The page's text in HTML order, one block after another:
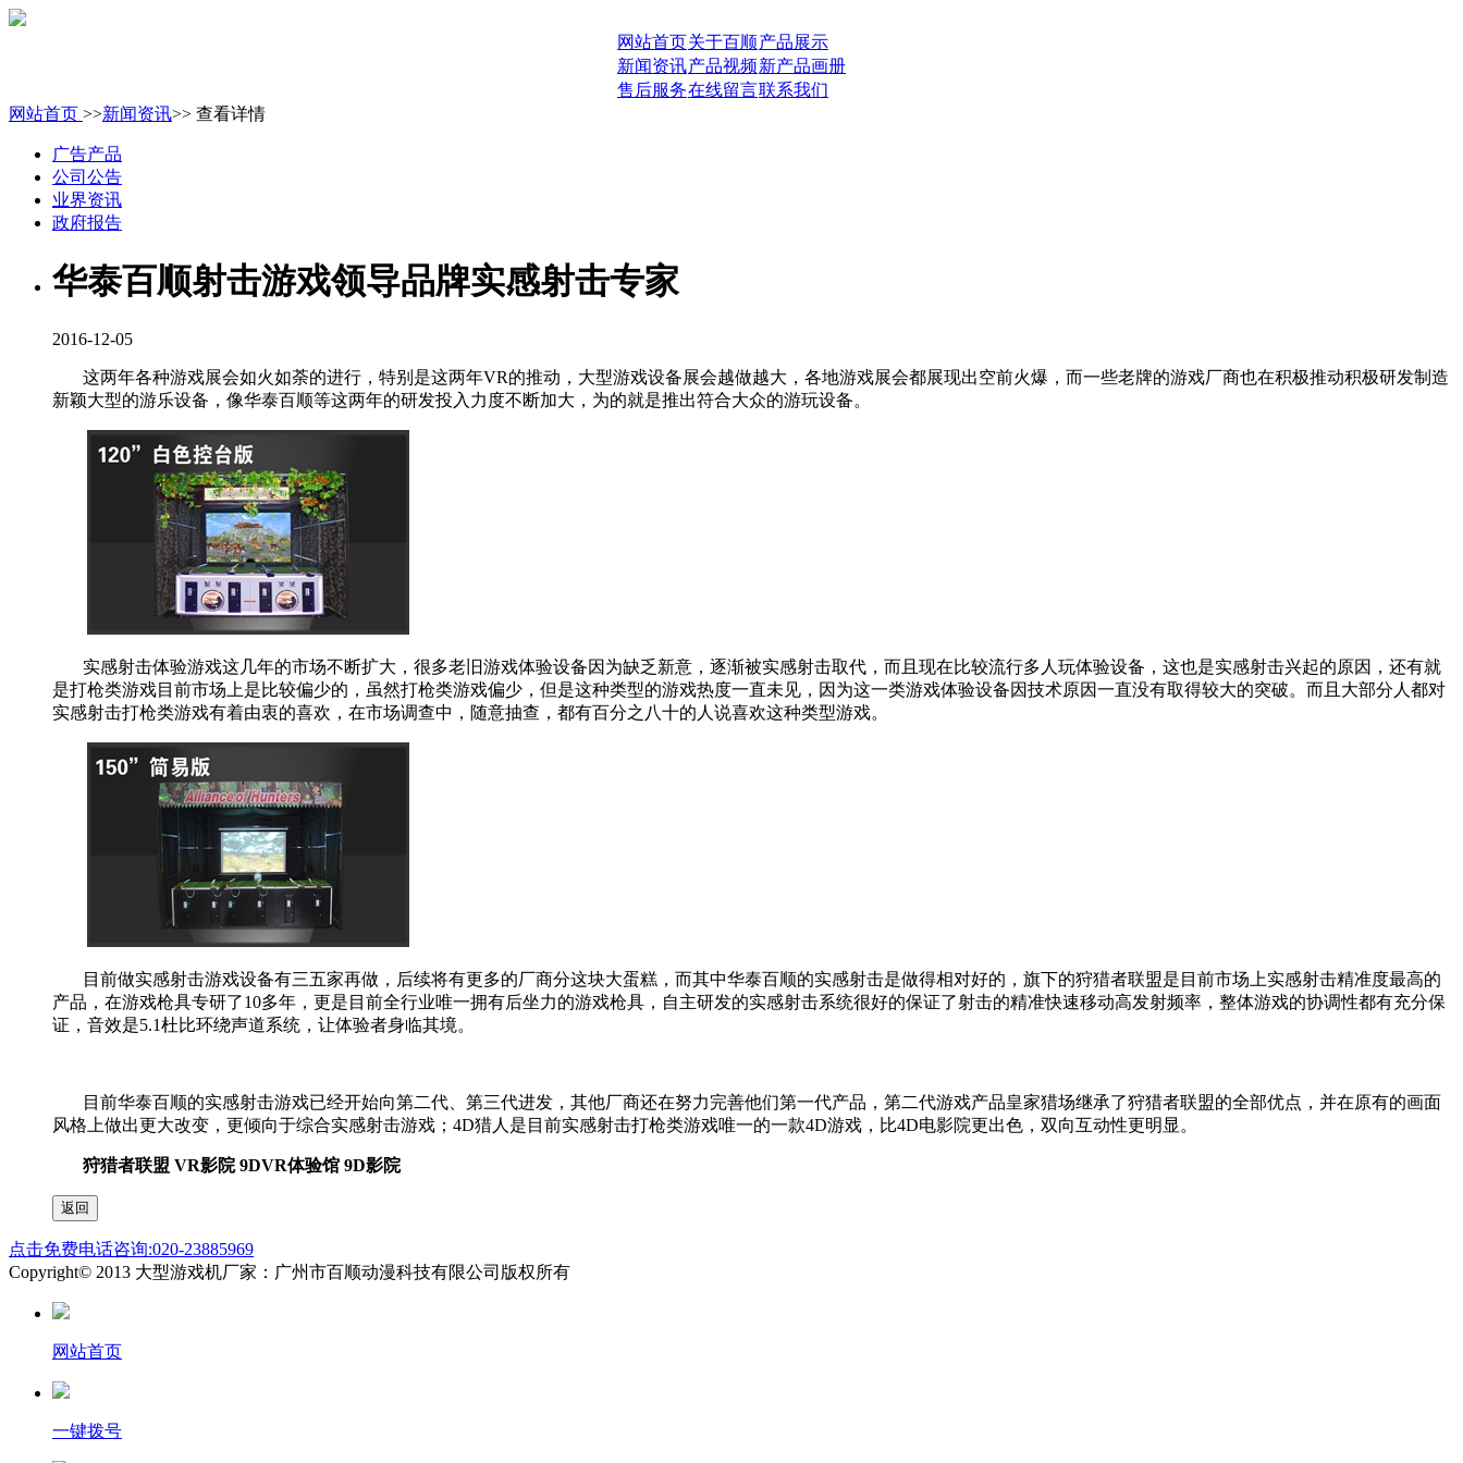
网站首页关于百顺产品展示
新闻资讯产品视频新产品画册
售后服务在线留言联系我们
网站首页 >>新闻资讯>> 查看详情
广告产品
公司公告
业界资讯
政府报告
华泰百顺射击游戏领导品牌实感射击专家
2016-12-05
这两年各种游戏展会如火如荼的进行，特别是这两年VR的推动，大型游戏设备展会越做越大，各地游戏展会都展现出空前火爆，而一些老牌的游戏厂商也在积极推动积极研发制造
新颖大型的游乐设备，像华泰百顺等这两年的研发投入力度不断加大，为的就是推出符合大众的游玩设备。
实感射击体验游戏这几年的市场不断扩大，很多老旧游戏体验设备因为缺乏新意，逐渐被实感射击取代，而且现在比较流行多人玩体验设备，这也是实感射击兴起的原因，还有就
是打枪类游戏目前市场上是比较偏少的，虽然打枪类游戏偏少，但是这种类型的游戏热度一直未见，因为这一类游戏体验设备因技术原因一直没有取得较大的突破。而且大部分人都对
实感射击打枪类游戏有着由衷的喜欢，在市场调查中，随意抽查，都有百分之八十的人说喜欢这种类型游戏。
目前做实感射击游戏设备有三五家再做，后续将有更多的厂商分这块大蛋糕，而其中华泰百顺的实感射击是做得相对好的，旗下的狩猎者联盟是目前市场上实感射击精准度最高的
产品，在游戏枪具专研了10多年，更是目前全行业唯一拥有后坐力的游戏枪具，自主研发的实感射击系统很好的保证了射击的精准快速移动高发射频率，整体游戏的协调性都有充分保
证，音效是5.1杜比环绕声道系统，让体验者身临其境。
目前华泰百顺的实感射击游戏已经开始向第二代、第三代进发，其他厂商还在努力完善他们第一代产品，第二代游戏产品皇家猎场继承了狩猎者联盟的全部优点，并在原有的画面
风格上做出更大改变，更倾向于综合实感射击游戏； 4D猎人是目前实感射击打枪类游戏唯一的一款4D游戏，比4D电影院更出色，双向互动性更明显。
狩猎者联盟 VR影院 9DVR体验馆 9D影院
点击免费电话咨询:020-23885969
Copyright© 2013 大型游戏机厂家：广州市百顺动漫科技有限公司版权所有
网站首页
一键拨号